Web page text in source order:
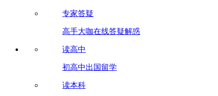
专家答疑
高手大咖在线答疑解惑
读高中
初高中出国留学
读本科